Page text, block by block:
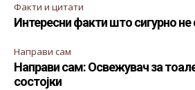
Факти и цитати
Интересни факти што сигурно не
Направи сам
Направи сам: Освежувач за
состојки